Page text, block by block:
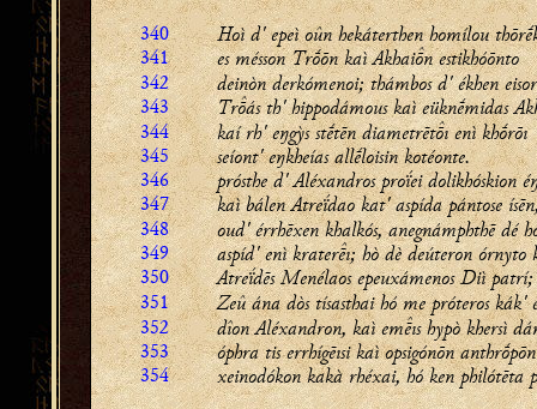
340 Hoì d' epeì oûn hekáterthen homílou
341 es mésson Trṓōn kaì Akhain estikhóōnto
342 deinòn derkómenoi; thámbos d' ékhen
343 Trás th' hippodámous kaì eüknḗmidas
344 kaí rh' eŋgỳs stḗtēn diametrētı enì khṓrōı
345 seíont' eŋkheías allḗloisin kotéonte.
346 prósthe d' Aléxandros proḯei dolikhóskion
347 kaì bálen Atreḯdao kat' aspída pántose
348 oud' érrhēxen khalkós, anegnámphthē dé
349 aspíd' enì kraterı; hò dè deúteron órnyto
350 Atreḯdēs Menélaos epeuxámenos Diì patrí;
351 Zeû ána dòs tísasthai hó me próteros kák'
352 dîon Aléxandron, kaì emıs hypò khersì
353 óphra tis errhígēısi kaì opsigónōn anthrṓpōn
354 xeinodókon kakà rhéxai, hó ken philótēta